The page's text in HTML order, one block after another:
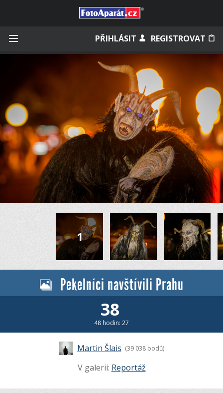
PŘIHLÁSIT REGISTROVAT
Zapamatovat
Zapomněli jste heslo?
Měli jste účet na starém webu?
Pekelníci navštívili Prahu
38
48 hodin: 27
Martin Šlais (39 038 bodů)
V galerii: Reportáž